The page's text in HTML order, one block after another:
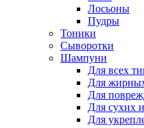
Лосьоны
Пудры
Тоники
Сыворотки
Шампуни
Для всех
Для
Для
Для сухих
Для